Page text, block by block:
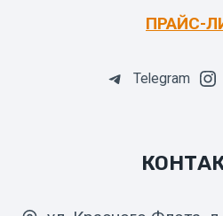
ПРАЙС-
Telegram